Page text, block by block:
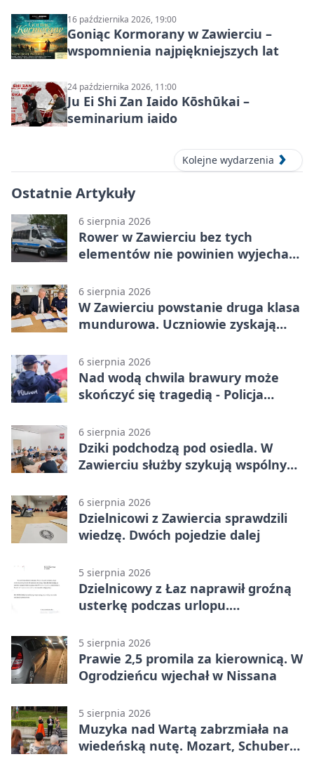
16 października 2026, 19:00
Goniąc Kormorany w Zawierciu –
wspomnienia najpiękniejszych lat
24 października 2026, 11:00
Ju Ei Shi Zan Iaido Kōshūkai –
seminarium iaido
Kolejne wydarzenia
Ostatnie Artykuły
6 sierpnia 2026
Rower w Zawierciu bez tych
elementów nie powinien wyjechać
6 sierpnia 2026
W Zawierciu powstanie druga klasa
mundurowa. Uczniowie zyskają
6 sierpnia 2026
Nad wodą chwila brawury może
skończyć się tragedią - Policja
6 sierpnia 2026
Dziki podchodzą pod osiedla. W
Zawierciu służby szykują wspólny
6 sierpnia 2026
Dzielnicowi z Zawiercia sprawdzili
wiedzę. Dwóch pojedzie dalej
5 sierpnia 2026
Dzielnicowy z Łaz naprawił groźną
usterkę podczas urlopu.
5 sierpnia 2026
Prawie 2,5 promila za kierownicą. W
Ogrodzieńcu wjechał w Nissana
5 sierpnia 2026
Muzyka nad Wartą zabrzmiała na
wiedeńską nutę. Mozart, Schubert i